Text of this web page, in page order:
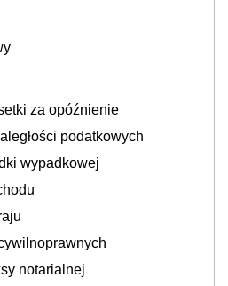
za opóźnienie
podatkowych
wypadkowej
notarialnej